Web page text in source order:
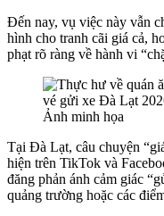
Đến nay, vụ việc này vẫn
hình cho tranh cãi giá cả,
phạt rõ ràng về hành vi
Ảnh minh họa
Tại Đà Lạt, câu chuyện
hiện trên TikTok và
đăng phản ánh cảm giác
quảng trường hoặc các